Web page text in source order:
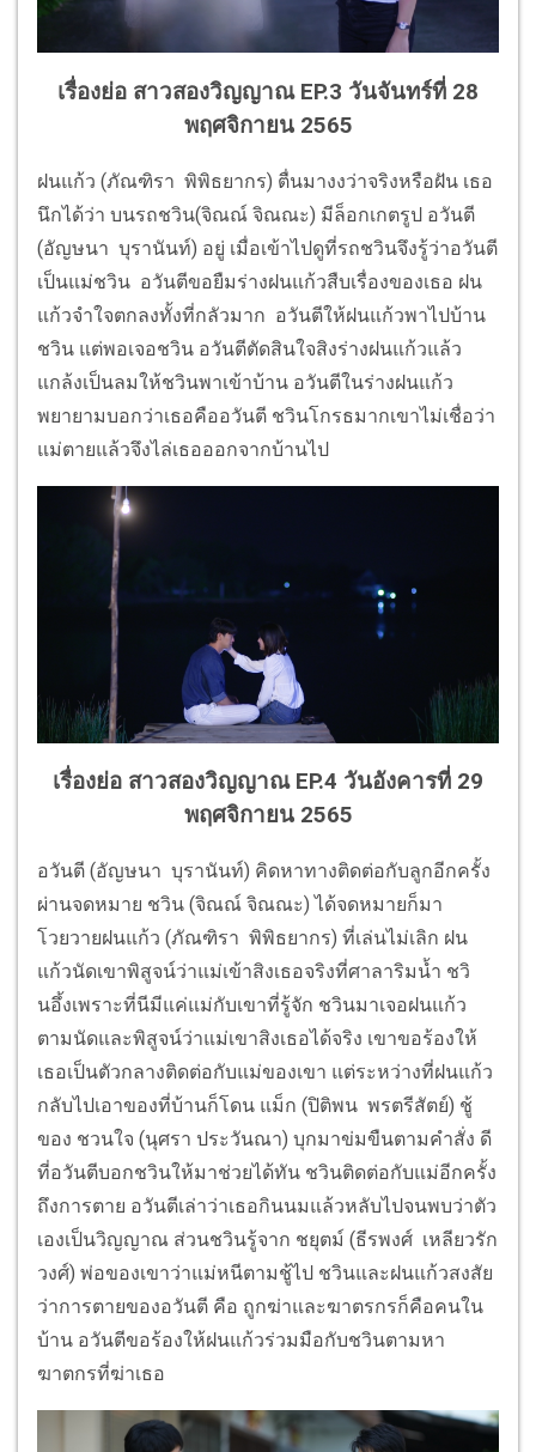
เรื่องย่อ สาวสองวิญญาณ EP.3 วันจันทร์ที่ 28
พฤศจิกายน 2565
ฝนแก้ว (ภัณฑิรา พิพิธยากร) ตื่นมางงว่าจริงหรือฝัน เธอ
นึกได้ว่า บนรถชวิน(จิณณ์ จิณณะ) มีล็อกเกตรูป อวันตี
(อัญษนา บุรานันท์) อยู่ เมื่อเข้าไปดูที่รถชวินจึงรู้ว่าอวันตี
เป็นแม่ชวิน อวันตีขอยืมร่างฝนแก้วสืบเรื่องของเธอ ฝน
แก้วจำใจตกลงทั้งที่กลัวมาก อวันตีให้ฝนแก้วพาไปบ้าน
ชวิน แต่พอเจอชวิน อวันตีตัดสินใจสิงร่างฝนแก้วแล้ว
แกล้งเป็นลมให้ชวินพาเข้าบ้าน อวันตีในร่างฝนแก้ว
พยายามบอกว่าเธอคืออวันตี ชวินโกรธมากเขาไม่เชื่อว่า
แม่ตายแล้วจึงไล่เธอออกจากบ้านไป
เรื่องย่อ สาวสองวิญญาณ EP.4 วันอังคารที่ 29
พฤศจิกายน 2565
อวันตี (อัญษนา บุรานันท์) คิดหาทางติดต่อกับลูกอีกครั้ง
ผ่านจดหมาย ชวิน (จิณณ์ จิณณะ) ได้จดหมายก็มา
โวยวายฝนแก้ว (ภัณฑิรา พิพิธยากร) ที่เล่นไม่เลิก ฝน
แก้วนัดเขาพิสูจน์ว่าแม่เข้าสิงเธอจริงที่ศาลาริมน้ำ ชวิ
นอึ้งเพราะที่นีมีแค่แม่กับเขาที่รู้จัก ชวินมาเจอฝนแก้ว
ตามนัดและพิสูจน์ว่าแม่เขาสิงเธอได้จริง เขาขอร้องให้
เธอเป็นตัวกลางติดต่อกับแม่ของเขา แต่ระหว่างที่ฝนแก้ว
กลับไปเอาของที่บ้านก็โดน แม็ก (ปิติพน พรตรีสัตย์) ชู้
ของ ชวนใจ (นุศรา ประวันณา) บุกมาข่มขืนตามคำสั่ง ดี
ที่อวันตีบอกชวินให้มาช่วยได้ทัน ชวินติดต่อกับแม่อีกครั้ง
ถึงการตาย อวันตีเล่าว่าเธอกินนมแล้วหลับไปจนพบว่าตัว
เองเป็นวิญญาณ ส่วนชวินรู้จาก ชยุตม์ (ธีรพงศ์ เหลียวรัก
วงศ์) พ่อของเขาว่าแม่หนีตามชู้ไป ชวินและฝนแก้วสงสัย
ว่าการตายของอวันตี คือ ถูกฆ่าและฆาตรกรก็คือคนใน
บ้าน อวันตีขอร้องให้ฝนแก้วร่วมมือกับชวินตามหา
ฆาตกรที่ฆ่าเธอ